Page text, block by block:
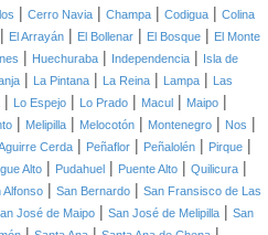
| Cerro Navia | Champa | Codigua | Colina
| El Arrayán | El Bollenar | El Bosque | El Monte
| Huechuraba | Independencia |
Isla de
| La Pintana | La Reina | Lampa |
Las
| Lo Espejo | Lo Prado | Macul | Maipo |
| Melipilla | Melocotón | Montenegro | Nos |
Cerda | Peñaflor | Peñalolén | Pirque |
Alto | Pudahuel | Puente Alto | Quilicura |
Alfonso | San Bernardo | San Fransisco de Las
José de Maipo | San José de Melipilla | San